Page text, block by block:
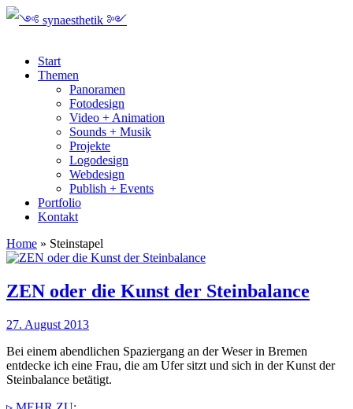
Start
Themen
Panoramen
Fotodesign
Video + Animation
Sounds + Musik
Projekte
Logodesign
Webdesign
Publish + Events
Portfolio
Kontakt
Home » Steinstapel
ZEN oder die Kunst der Steinbalance
27. August 2013
Bei einem abendlichen Spaziergang an der Weser in Bremen
entdecke ich eine Frau, die am Ufer sitzt und sich in der Kunst der
Steinbalance betätigt.